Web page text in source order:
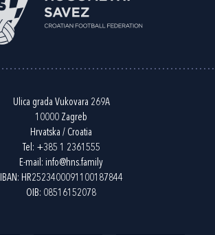
Ulica grada Vukovara 269A
10000 Zagreb
Hrvatska / Croatia
Tel: +385 1 2361555
E-mail: info@hns.family
IBAN: HR2523400091100187844
OIB: 08516152078